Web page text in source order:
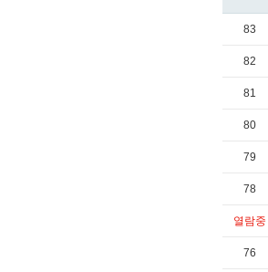
83
82
81
80
79
78
열람중
76